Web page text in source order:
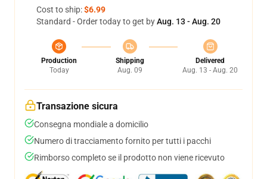
Cost to ship:$6.99
Standard - Order today to get byAug. 13 - Aug. 20
Production
Today
Shipping
Aug. 09
Delivered
Aug. 13 - Aug. 20
Transazione sicura
Consegna mondiale a domicilio
Numero di tracciamento fornito per tutti i pacchi
Rimborso completo se il prodotto non viene ricevuto